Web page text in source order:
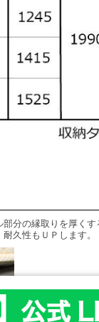
分の縁取りを厚く
久性もＵＰします。